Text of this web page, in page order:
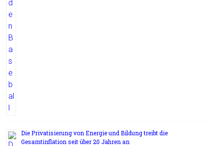
Die Privatisierung von Energie und Bildung treibt die
Gesamtinflation seit über 20 Jahren an